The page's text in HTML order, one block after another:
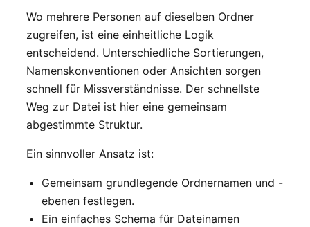
Wo mehrere Personen auf dieselben Ordner
zugreifen, ist eine einheitliche Logik
entscheidend. Unterschiedliche Sortierungen,
Namenskonventionen oder Ansichten sorgen
schnell für Missverständnisse. Der schnellste
Weg zur Datei ist hier eine gemeinsam
abgestimmte Struktur.
Ein sinnvoller Ansatz ist:
Gemeinsam grundlegende Ordnernamen und -
ebenen festlegen.
Ein einfaches Schema für Dateinamen